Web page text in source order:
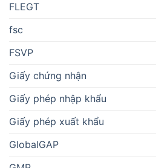
FLEGT
fsc
FSVP
Giấy chứng nhận
Giấy phép nhập khẩu
Giấy phép xuất khẩu
GlobalGAP